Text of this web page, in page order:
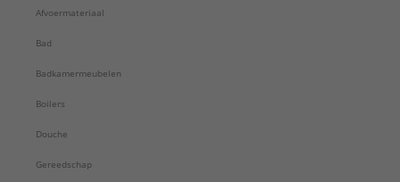
Afvoermateriaal
Bad
Badkamermeubelen
Boilers
Douche
Gereedschap